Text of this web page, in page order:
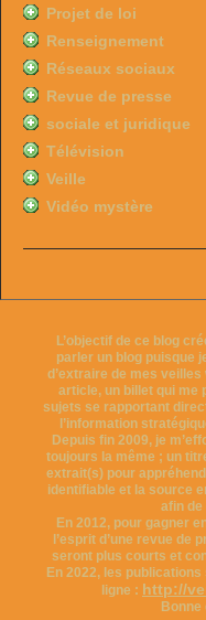
Projet de loi
Renseignement
Réseaux sociaux
Revue de presse
sociale et juridique
Télévision
Veille
Vidéo mystère
L’objectif de ce blog
parler un blog puisque
d’extraire de mes
article, un billet qui me
sujets se rapportant
l’information
Depuis fin 2009, je
toujours la même ; un
extrait(s) pour
identifiable et la source
afin
En 2012, pour gagner
l’esprit d’une revue de
seront plus courts et
En 2022, les
ligne : http://